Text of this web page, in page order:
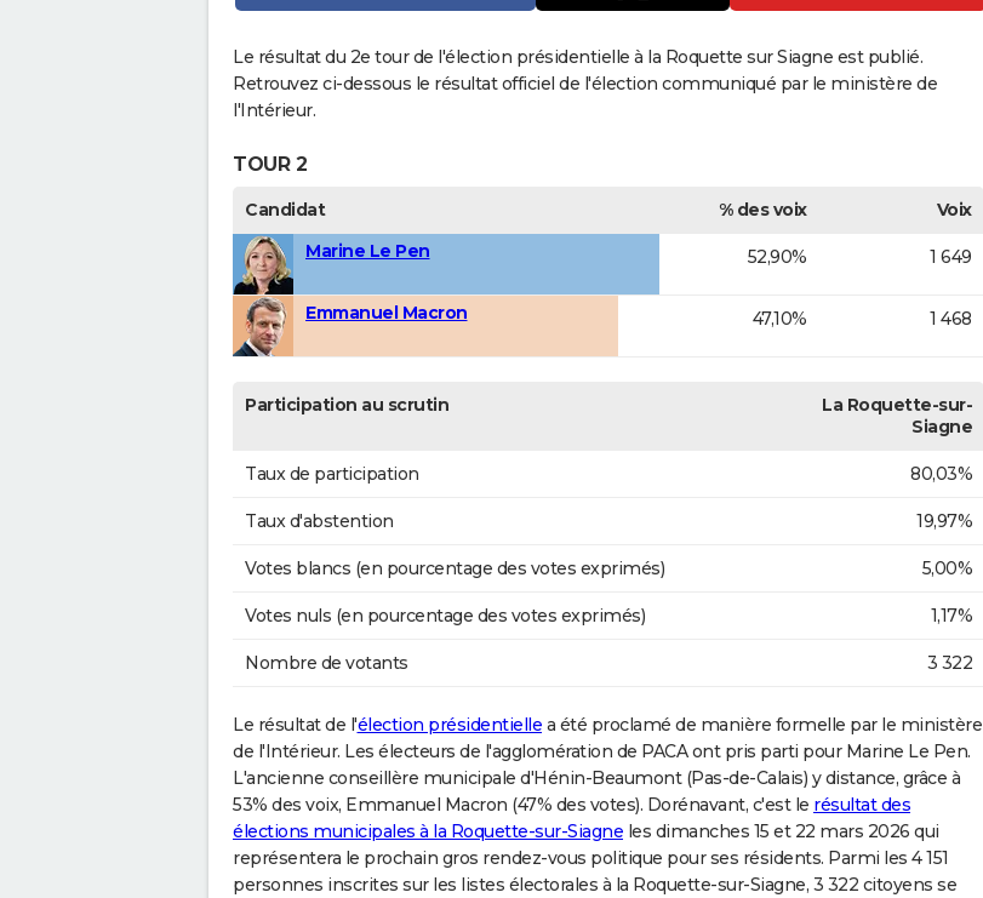
Le résultat du 2e tour de l'élection présidentielle à la Roquette sur Siagne est publié.
Retrouvez ci-dessous le résultat officiel de l'élection communiqué par le ministère de
l'Intérieur.
TOUR 2
Candidat % des voix
Voix
Marine Le Pen
52,90% 1 649
Emmanuel Macron 47,10% 1 468
Participation au scrutin
La Roquette-sur-
Siagne
Taux de participation 80,03%
Taux d'abstention 19,97%
Votes blancs (en pourcentage des votes exprimés) 5,00%
Votes nuls (en pourcentage des votes exprimés) 1,17%
Nombre de votants 3 322
Le résultat de l'élection présidentielle a été proclamé de manière formelle par le ministère
de l'Intérieur. Les électeurs de l'agglomération de PACA ont pris parti pour Marine Le Pen.
L'ancienne conseillère municipale d'Hénin-Beaumont (Pas-de-Calais) y distance, grâce à
53% des voix, Emmanuel Macron (47% des votes). Dorénavant, c'est le résultat des
élections municipales à la Roquette-sur-Siagne les dimanches 15 et 22 mars 2026 qui
représentera le prochain gros rendez-vous politique pour ses résidents. Parmi les 4 151
personnes inscrites sur les listes électorales à la Roquette-sur-Siagne, 3 322 citoyens se